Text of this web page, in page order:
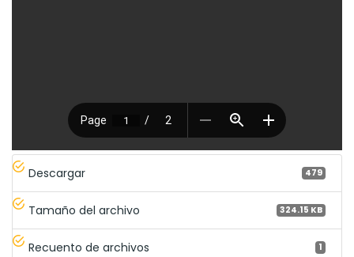
Descargar 479
Tamaño del archivo 324.15 KB
Recuento de archivos 1